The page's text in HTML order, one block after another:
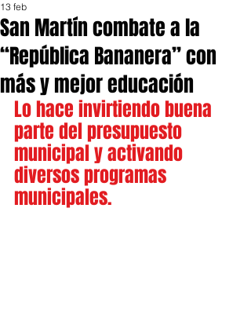
San Martín combate a la
“República Bananera” con
más y mejor educación
13 feb
Lo hace invirtiendo buena
parte del presupuesto
municipal y activando
diversos programas
municipales.